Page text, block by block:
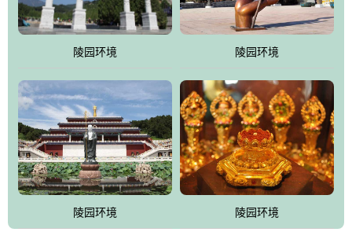
托、相互促进，园区绿化覆盖率达90%。
陵园环境 陵园环境
陵园环境 陵园环境